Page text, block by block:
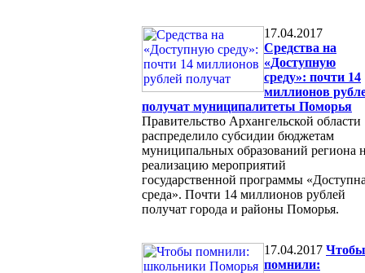
17.04.2017
Средства на
«Доступную
среду»: почти 14
миллионов
получат муниципалитеты Поморья
Правительство Архангельской области
распределило субсидии бюджетам
муниципальных образований региона
реализацию мероприятий
государственной программы
среда». Почти 14 миллионов рублей
получат города и районы Поморья.
17.04.2017 Чтобы
помнили: